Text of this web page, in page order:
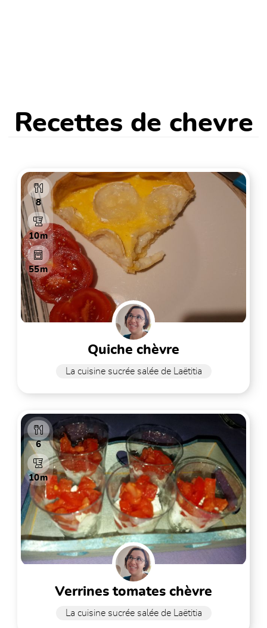
Recettes de chevre
8
10m
55m
quiche chèvre
La cuisine sucrée salée de Laëtitia
6
10m
verrines tomates chèvre
La cuisine sucrée salée de Laëtitia